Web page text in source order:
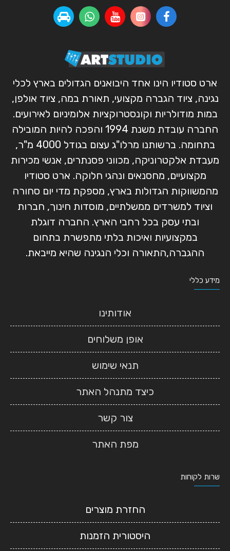
ארט סטודיו הינו אחד היבואנים הגדולים בארץ לכלי
נגינה, ציוד הגברה מקצועי, תאורת במה, ציוד אולפן,
במות מודולריות וקונסטרוקציות אלומיניום לאירועים.
החברה עובדת משנת 1994 והפכה להיות המובילה
בתחומה. ברשותנו מרלו"ג עצום בגודל 4000 מ"ר,
מעבדת אלקטרוניקה, מכווני פסנתרים, אנשי מכירות
מקצועיים, מחסנאים ונהגי חלוקה. ארט סטודיו
מהמשווקות הגדולות בארץ, מספקת מדי יום סחורה
וציוד למשרדים ממשלתיים, מוסדות חינוך, חברות
ובתי עסק בכל רחבי הארץ. החברה דוגלת
במקצועיות ואיכות בלתי מתפשרת בתחום
ההגברה,התאורה וכלי הנגינה שהיא מייבאת.
מידע כללי
אודותינו
אופן משלוחים
תנאי שימוש
כיצד מתנהל האתר
צור קשר
מפת האתר
שרות לקוחות
החזרת מוצרים
היסטורית הזמנות